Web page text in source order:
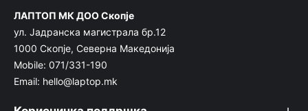
ЛАПТОП МК ДОО Скопје
ул. Јадранска магистрала бр.12
1000 Скопје, Северна Македонија
Mobile: 071/331-190
Email: hello@laptop.mk